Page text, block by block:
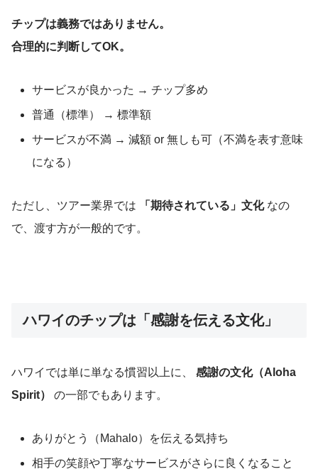
チップは義務ではありません。
合理的に判断してOK。
サービスが良かった → チップ多め
普通（標準） → 標準額
サービスが不満 → 減額 or 無しも可（不満を表す意味
になる）
ただし、ツアー業界では 「期待されている」文化なの
で、渡す方が一般的です。
ハワイのチップは「感謝を伝える文化」
ハワイでは単に単なる慣習以上に、 感謝の文化（Aloha
Spirit）
の一部でもあります。
ありがとう（Mahalo）を伝える気持ち
相手の笑顔や丁寧なサービスがさらに良くなること